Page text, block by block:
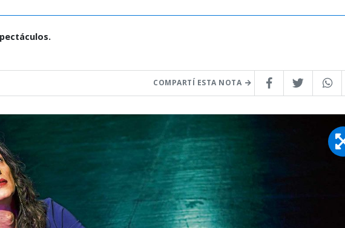
COMPARTÍ ESTA NOTA